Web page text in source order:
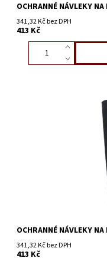
OCHRANNÉ NÁVLEKY
341,32 Kč bez DPH
413 Kč
OCHRANNÉ NÁVLEKY
341,32 Kč bez DPH
413 Kč